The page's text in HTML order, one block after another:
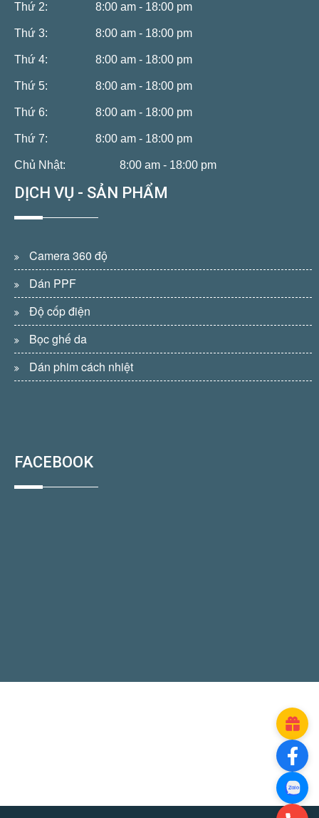
Thứ 2: 8:00 am - 18:00 pm
Thứ 3: 8:00 am - 18:00 pm
Thứ 4: 8:00 am - 18:00 pm
Thứ 5: 8:00 am - 18:00 pm
Thứ 6: 8:00 am - 18:00 pm
Thứ 7: 8:00 am - 18:00 pm
Chủ Nhật: 8:00 am - 18:00 pm
DỊCH VỤ - SẢN PHẨM
Camera 360 độ
Dán PPF
Độ cốp điện
Bọc ghế da
Dán phim cách nhiệt
FACEBOOK